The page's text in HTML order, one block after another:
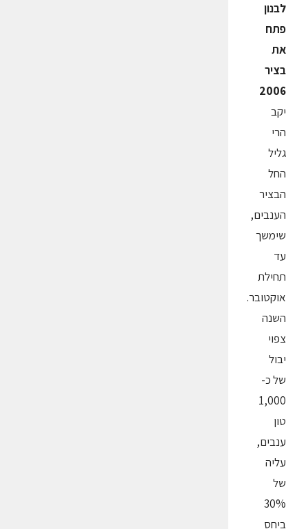
לבנון
פתח
את
בציר
2006
יקב
הרי
גליל
החל
הבציר
הענבים,
שימשך
עד
תחילת
אוקטובר.
השנה
צפוי
יבול
של כ-
1,000
טון
ענבים,
עליה
של
30%
ביחס